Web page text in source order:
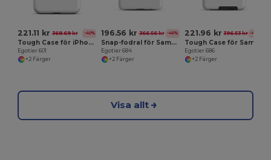
221.11 kr 368.69 kr -40%
Tough Case för iPhone®
Egotier 601
+2 Färger
196.56 kr 366.56 kr -46%
Snap-fodral för Samsung®
Egotier 684
+2 Färger
221.96 kr 396.53 kr -44%
Egotier 686
+2 Färger
Visa allt